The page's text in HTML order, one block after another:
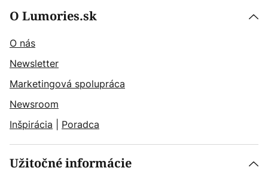
O Lumories.sk
O nás
Newsletter
Marketingová spolupráca
Newsroom
Inšpirácia
Poradca
Užitočné informácie